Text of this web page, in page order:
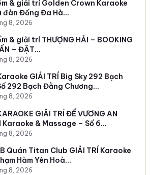
& giải trí Golden Crown Karaoke
đàn Đống Đa Hà…
8, 2026
& giải trí THƯỢNG HẢI – BOOKING
– ĐẶT…
8, 2026
GIẢI TRÍ Big Sky 292 Bạch
292 Bạch Đằng Chương…
8, 2026
GIẢI TRÍ ĐẾ VƯƠNG AN
Karaoke & Massage – Số 6…
8, 2026
Quán Titan Club GIẢI TRÍ Karaoke
Hàm Yên Hoà…
8, 2026